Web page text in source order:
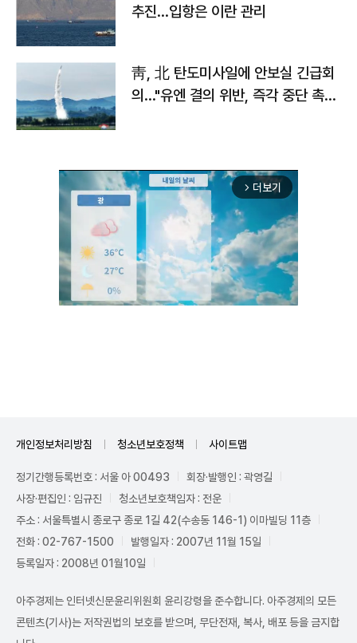
추진…입항은 이란 관리
靑, 北 탄도미사일에 안보실 긴급회
의…"유엔 결의 위반, 즉각 중단 촉
arrow_forward_ios 더보기
개인정보처리방침 청소년보호정책 사이트맵
정기간행등록번호 : 서울 아 00493
회장·발행인 : 곽영길
사장·편집인 : 임규진
청소년보호책임자 : 전운
주소 : 서울특별시 종로구 종로 1길 42(수송동 146-1) 이마빌딩 11층
전화 : 02-767-1500
발행일자 : 2007년 11월 15일
등록일자 : 2008년 01월10일
아주경제는 인터넷신문윤리위원회 윤리강령을 준수합니다. 아주경제의 모든
콘텐츠(기사)는 저작권법의 보호를 받으며, 무단전재, 복사, 배포 등을 금지합